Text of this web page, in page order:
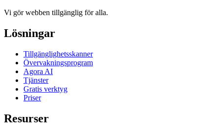
Vi gör webben tillgänglig för alla.
Lösningar
Tillgänglighetsskanner
Övervakningsprogram
Agora AI
Tjänster
Gratis verktyg
Priser
Resurser